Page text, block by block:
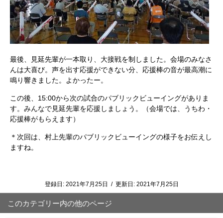
最後、見延先輩が一本取り、大接戦を制しました。会場のみなさ
んは大喜び。声を出す応援ができない分、応援棒の音が最高潮に
鳴り響きました。よかったー。
この後、15:00から次の試合のパブリックビューイングがありま
す。みんなで見延先輩を応援しましょう。（会場では、うちわ・
応援棒がもらえます）
＊次回は、村上先輩のパブリックビューイングの様子をお伝えし
ますね。
登録日: 2021年7月25日 / 更新日: 2021年7月25日
このカテゴリー内の他のページ